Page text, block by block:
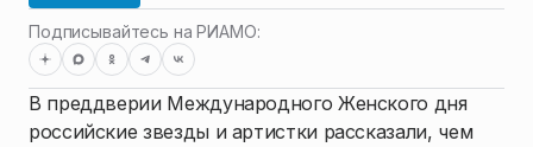
Подписывайтесь на РИАМО:
В преддверии Международного Женского дня
российские звезды и артистки рассказали, чем